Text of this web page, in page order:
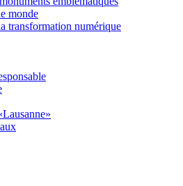
monde
transformation numérique